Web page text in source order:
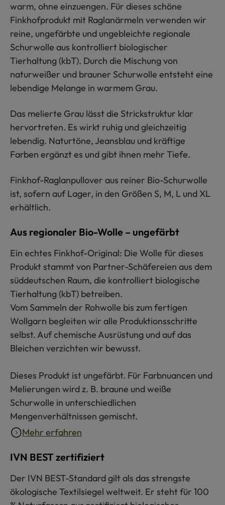
warm, ohne einzuengen. Für dieses schöne
Finkhofprodukt mit Raglanärmeln verwenden wir
reine, ungefärbte und ungebleichte regionale
Schurwolle aus kontrolliert biologischer
Tierhaltung (kbT). Durch die Mischung von
naturweißer und brauner Schurwolle entsteht eine
lebendige Melange in warmem Grau.
Das melierte Grau lässt die Strickstruktur klar
hervortreten. Es wirkt ruhig und gleichzeitig
lebendig. Naturtöne, Jeansblau und kräftige
Farben ergänzt es und gibt ihnen mehr Tiefe.
Finkhof-Raglanpullover aus reiner Bio-Schurwolle
ist, sofern auf Lager, in den Größen S, M, L und XL
erhältlich.
Aus regionaler Bio-Wolle – ungefärbt
Ein echtes Finkhof-Original: Die Wolle für dieses
Produkt stammt von Partner-Schäfereien aus dem
süddeutschen Raum, die kontrolliert biologische
Tierhaltung (kbT) betreiben.
Vom Sammeln der Rohwolle bis zum fertigen
Wollgarn begleiten wir alle Produktionsschritte
selbst. Auf chemische Ausrüstung und auf das
Bleichen verzichten wir bewusst.
Dieses Produkt ist ungefärbt. Für Farbnuancen und
Melierungen wird z. B. braune und weiße
Schurwolle in unterschiedlichen
Mengenverhältnissen gemischt.
Mehr erfahren
IVN BEST zertifiziert
Der IVN BEST-Standard gilt als das strengste
ökologische Textilsiegel weltweit. Er steht für 100